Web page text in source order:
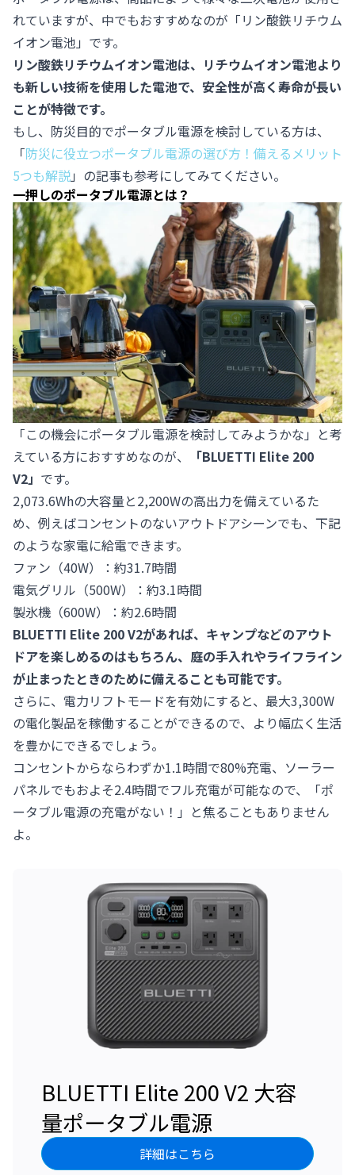
れていますが、中でもおすすめなのが「リン酸鉄リチウム
イオン電池」です。
リン酸鉄リチウムイオン電池は、リチウムイオン電池より
も新しい技術を使用した電池で、安全性が高く寿命が長い
ことが特徴です。
もし、防災目的でポータブル電源を検討している方は、
「防災に役立つポータブル電源の選び方！備えるメリット
5つも解説」の記事も参考にしてみてください。
一押しのポータブル電源とは？
「この機会にポータブル電源を検討してみようかな」と考
えている方におすすめなのが、
「BLUETTI Elite 200
V2」 です。
2,073.6Whの大容量と2,200Wの高出力を備えているた
め、例えばコンセントのないアウトドアシーンでも、下記
のような家電に給電できます。
ファン（40W）：約31.7時間
電気グリル（500W）：約3.1時間
製氷機（600W）：約2.6時間
BLUETTI Elite 200 V2があれば、キャンプなどのアウト
ドアを楽しめるのはもちろん、庭の手入れやライフライン
が止まったときのために備えることも可能です。
さらに、電力リフトモードを有効にすると、最大3,300W
の電化製品を稼働することができるので、より幅広く生活
を豊かにできるでしょう。
コンセントからならわずか1.1時間で80%充電、ソーラー
パネルでもおよそ2.4時間でフル充電が可能なので、「ポ
ータブル電源の充電がない！」と焦ることもありません
よ。
BLUETTI Elite 200 V2 大容
量ポータブル電源
詳細はこちら